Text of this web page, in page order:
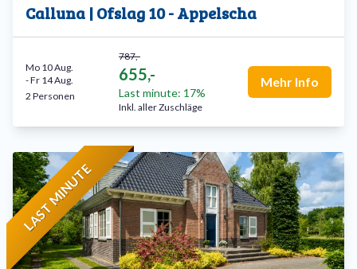
Calluna | Ofslag 10 - Appelscha
787,-
655,-
Last minute: 17%
Inkl. aller Zuschläge
Mo 10 Aug.
-Fr 14 Aug.
2 Personen
Mehr Info
LAST MINUTE